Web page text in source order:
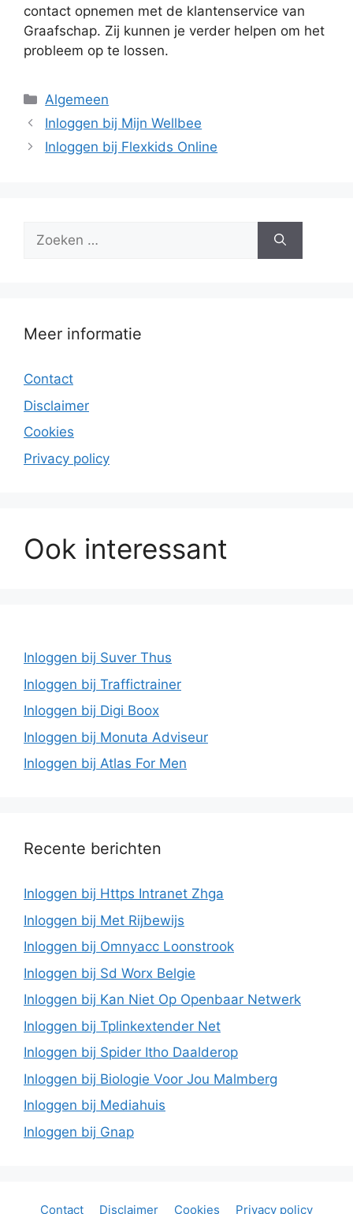
contact opnemen met de klantenservice van
Graafschap. Zij kunnen je verder helpen om het
probleem op te lossen.
Categorieën
Algemeen
Inloggen bij Mijn Wellbee
Inloggen bij Flexkids Online
Zoek
Meer informatie
Contact
Disclaimer
Cookies
Privacy policy
Ook interessant
Inloggen bij Suver Thus
Inloggen bij Traffictrainer
Inloggen bij Digi Boox
Inloggen bij Monuta Adviseur
Inloggen bij Atlas For Men
Recente berichten
Inloggen bij Https Intranet Zhga
Inloggen bij Met Rijbewijs
Inloggen bij Omnyacc Loonstrook
Inloggen bij Sd Worx Belgie
Inloggen bij Kan Niet Op Openbaar Netwerk
Inloggen bij Tplinkextender Net
Inloggen bij Spider Itho Daalderop
Inloggen bij Biologie Voor Jou Malmberg
Inloggen bij Mediahuis
Inloggen bij Gnap
Contact Disclaimer Cookies Privacy policy